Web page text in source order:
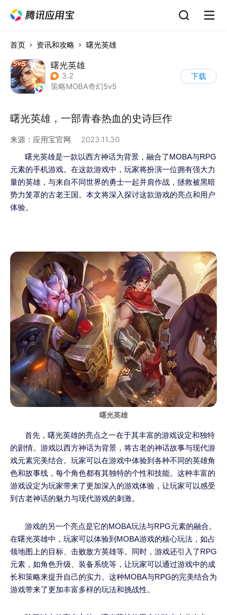
首页 资讯和攻略 曙光英雄
曙光英雄
3.2
策略MOBA奇幻5v5
下载
曙光英雄，一部青春热血的史诗巨作
来源： 应用宝官网 2023.11.30
曙光英雄是一款以西方神话为背景，融合了MOBA与RPG
元素的手机游戏。在这款游戏中，玩家将扮演一位拥有强大力
量的英雄，与来自不同世界的勇士一起并肩作战，拯救被黑暗
势力笼罩的古老王国。本文将深入探讨这款游戏的亮点和用户
体验。
曙光英雄
首先，曙光英雄的亮点之一在于其丰富的游戏设定和独特
的剧情。游戏以西方神话为背景，将古老的神话故事与现代游
戏元素完美结合。玩家可以在游戏中体验到各种不同的英雄角
色和故事线，每个角色都有其独特的个性和技能。这种丰富的
游戏设定为玩家带来了更加深入的游戏体验，让玩家可以感受
到古老神话的魅力与现代游戏的刺激。
游戏的另一个亮点是它的MOBA玩法与RPG元素的融合。
在曙光英雄中，玩家可以体验到MOBA游戏的核心玩法，如占
领地图上的目标、击败敌方英雄等。同时，游戏还引入了RPG
元素，如角色升级、装备系统等，让玩家可以通过游戏中的成
长和策略来提升自己的实力。这种MOBA与RPG的完美结合为
游戏带来了更加丰富多样的玩法和挑战性。